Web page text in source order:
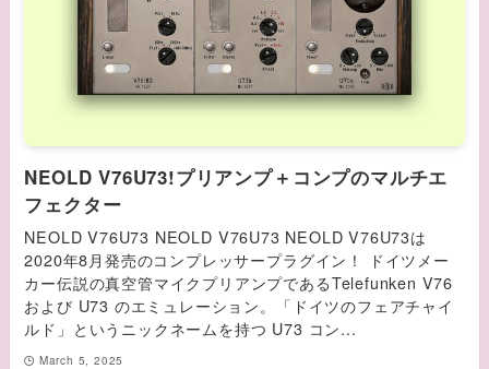
NEOLD V76U73!プリアンプ＋コンプのマルチエ
フェクター
NEOLD V76U73 NEOLD V76U73 NEOLD V76U73は
2020年8月発売のコンプレッサープラグイン！ ドイツメー
カー伝説の真空管マイクプリアンプであるTelefunken V76
および U73 のエミュレーション。「ドイツのフェアチャイ
ルド」というニックネームを持つ U73 コン...
March 5, 2025